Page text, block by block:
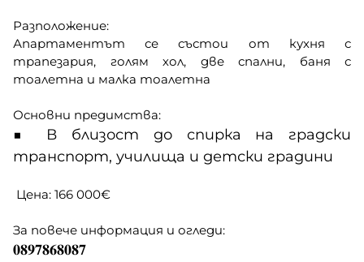
Разположение:
Апартаментът се състои от кухня с
трапезария, голям хол, две спални, баня с
тоалетна и малка тоалетна
Основни предимства:
■ В близост до спирка на градски
транспорт, училища и детски градини
Цена: 166 000€
За повече информация и огледи:
𝟎𝟖𝟗𝟕𝟖𝟔𝟖𝟎𝟖𝟕